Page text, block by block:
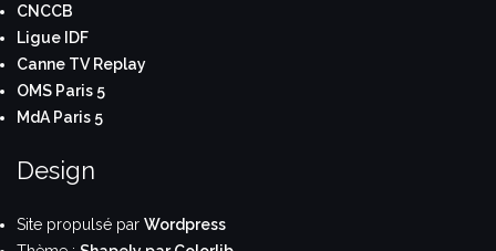
CNCCB
Ligue IDF
Canne TV Replay
OMS Paris 5
MdA Paris 5
Design
Site propulsé par Wordpress